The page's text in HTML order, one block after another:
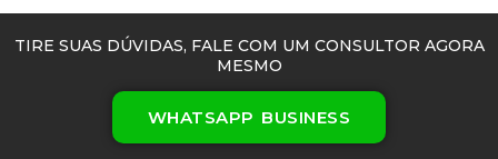
TIRE SUAS DÚVIDAS, FALE COM UM CONSULTOR AGORA
MESMO
WHATSAPP BUSINESS